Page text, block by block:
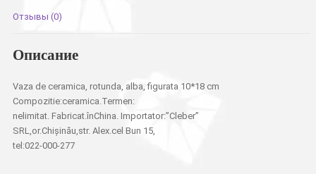
Отзывы (0)
Описание
Vaza de ceramica, rotunda, alba, figurata 10*18 cm
Compozitie:ceramica.Termen:
nelimitat. Fabricat.înChina. Importator:”Cleber”
SRL,or.Chișinău,str. Alex.cel Bun 15,
tel:022-000-277